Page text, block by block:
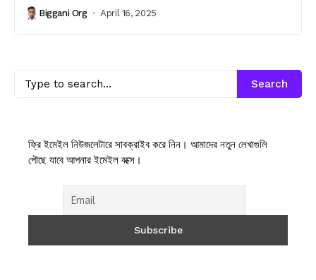
Biggani Org April 16, 2025
Search
ফ্রি ইমেইল নিউজলেটারে সাবক্রাইব করে নিন। আমাদের নতুন লেখাগুলি
পৌছে যাবে আপনার ইমেইল বক্সে।